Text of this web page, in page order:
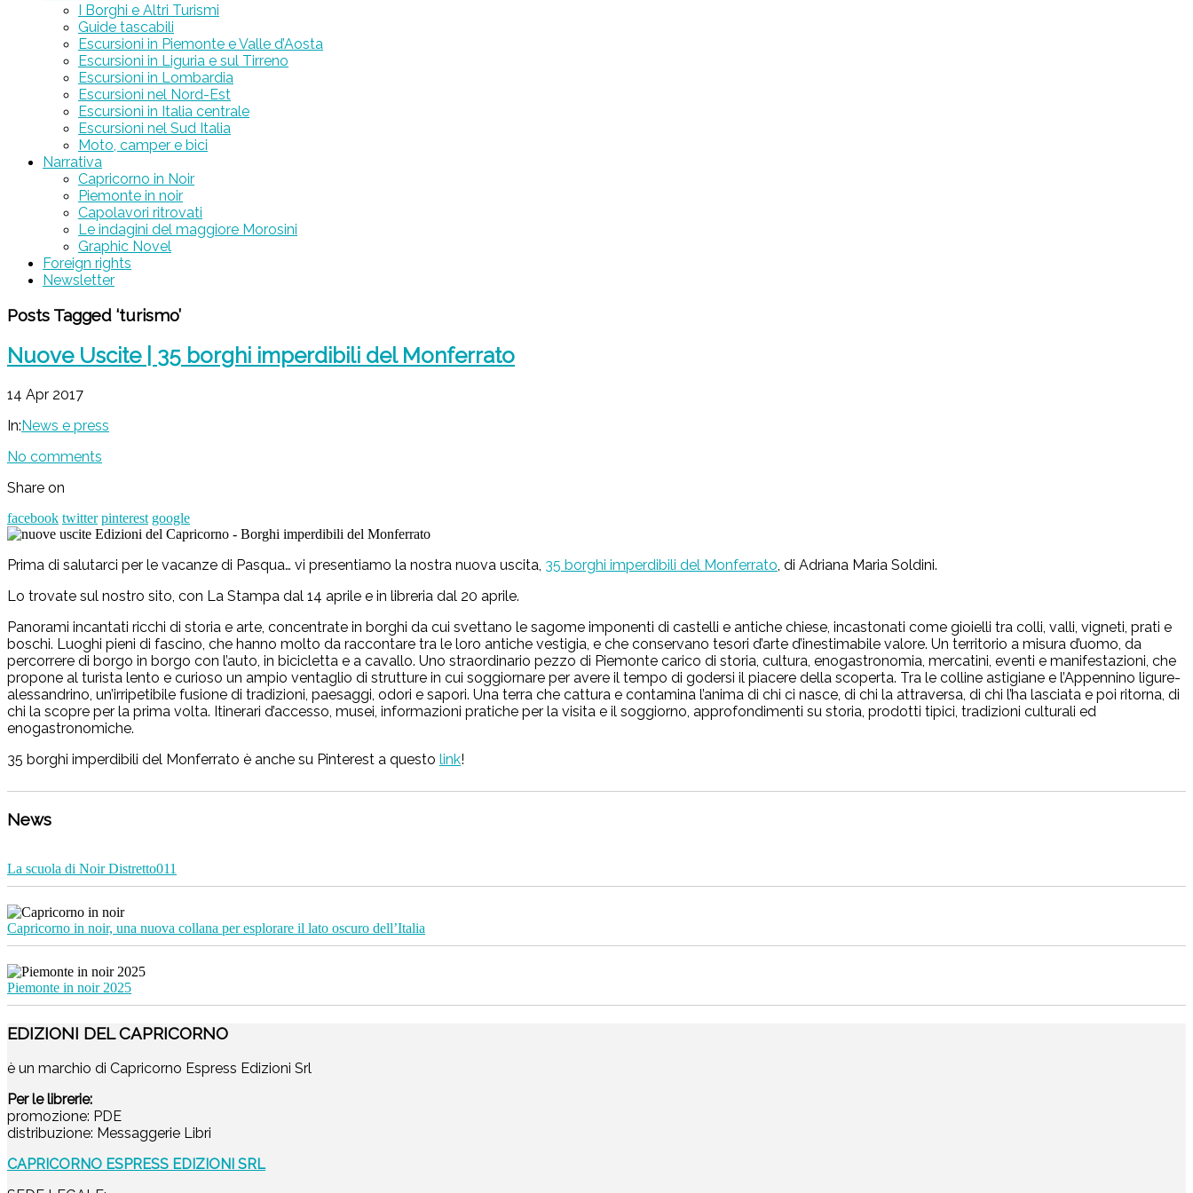
I Borghi e Altri Turismi
Guide tascabili
Escursioni in Piemonte e Valle d’Aosta
Escursioni in Liguria e sul Tirreno
Escursioni in Lombardia
Escursioni nel Nord-Est
Escursioni in Italia centrale
Escursioni nel Sud Italia
Moto, camper e bici
Narrativa
Capricorno in Noir
Piemonte in noir
Capolavori ritrovati
Le indagini del maggiore Morosini
Graphic Novel
Foreign rights
Newsletter
Posts Tagged ‘turismo’
Nuove Uscite | 35 borghi imperdibili del Monferrato
14 Apr 2017
In:News e press
No comments
Share on
facebook twitter pinterest google
Prima di salutarci per le vacanze di Pasqua… vi presentiamo la nostra nuova uscita, 35 borghi imperdibili del Monferrato , di Adriana Maria Soldini.
Lo trovate sul nostro sito, con La Stampa dal 14 aprile e in libreria dal 20 aprile.
Panorami incantati ricchi di storia e arte, concentrate in borghi da cui svettano le sagome imponenti di castelli e antiche chiese, incastonati come gioielli tra colli, valli, vigneti, prati e
boschi. Luoghi pieni di fascino, che hanno molto da raccontare tra le loro antiche vestigia, e che conservano tesori d’arte d’inestimabile valore. Un territorio a misura d’uomo, da
percorrere di borgo in borgo con l’auto, in bicicletta e a cavallo. Uno straordinario pezzo di Piemonte carico di storia, cultura, enogastronomia, mercatini, eventi e manifestazioni, che
propone al turista lento e curioso un ampio ventaglio di strutture in cui soggiornare per avere il tempo di godersi il piacere della scoperta. Tra le colline astigiane e l’Appennino ligure-
alessandrino, un’irripetibile fusione di tradizioni, paesaggi, odori e sapori. Una terra che cattura e contamina l’anima di chi ci nasce, di chi la attraversa, di chi l’ha lasciata e poi ritorna, di
chi la scopre per la prima volta. Itinerari d’accesso, musei, informazioni pratiche per la visita e il soggiorno, approfondimenti su storia, prodotti tipici, tradizioni culturali ed
enogastronomiche.
35 borghi imperdibili del Monferrato è anche su Pinterest a questo link!
News
La scuola di Noir Distretto011
Capricorno in noir, una nuova collana per esplorare il lato oscuro dell’Italia
Piemonte in noir 2025
EDIZIONI DEL CAPRICORNO
è un marchio di Capricorno Espress Edizioni Srl
Per le librerie:
promozione: PDE
distribuzione: Messaggerie Libri
CAPRICORNO ESPRESS EDIZIONI SRL